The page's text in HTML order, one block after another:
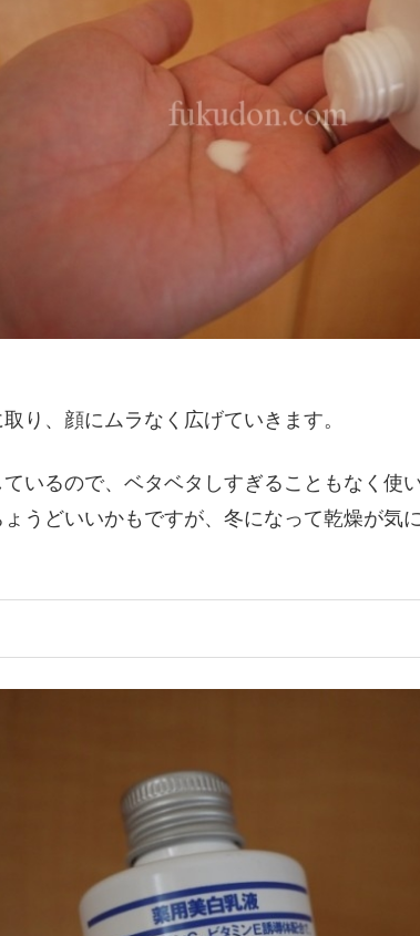
り、顔にムラなく広げていきます。
いるので、ベタベタしすぎることもなく使
うどいいかもですが、冬になって乾燥が気